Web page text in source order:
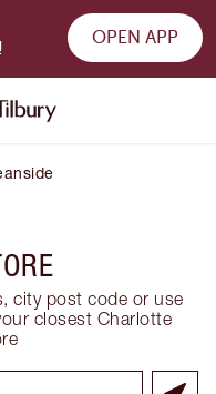
OPEN APP
city post code or use
closest Charlotte